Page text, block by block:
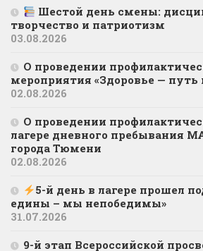
Шестой день смены:
творчество и патриотизм
03.08.2026
О проведении
мероприятия «Здоровье — путь
02.08.2026
О проведении
лагере дневного пребывания
города Тюмени
02.08.2026
5-й день в лагере прошел
едины – мы непобедимы»
31.07.2026
9-й этап Всероссийской